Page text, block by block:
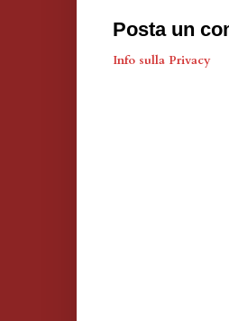
Posta un
Info sulla Privacy